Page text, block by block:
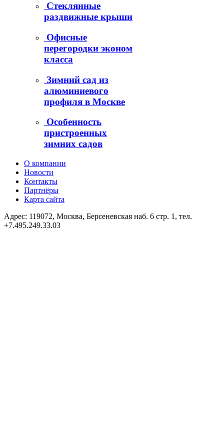
Стеклянные
раздвижные крыши
Офисные
перегородки эконом
класса
Зимний сад из
алюминиевого
профиля в Москве
Особенность
пристроенных
зимних садов
О компании
Новости
Контакты
Партнёры
Карта сайта
Адрес: 119072, Москва, Берсеневская наб. 6 стр. 1, тел.
+7.495.249.33.03